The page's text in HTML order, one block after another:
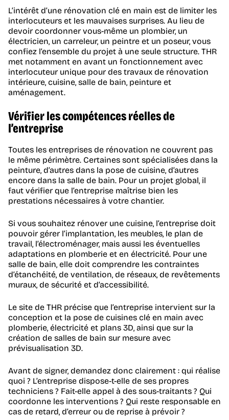
L’intérêt d’une rénovation clé en main est de limiter les
interlocuteurs et les mauvaises surprises. Au lieu de
devoir coordonner vous-même un plombier, un
électricien, un carreleur, un peintre et un poseur, vous
confiez l’ensemble du projet à une seule structure. THR
met notamment en avant un fonctionnement avec
interlocuteur unique pour des travaux de rénovation
intérieure, cuisine, salle de bain, peinture et
aménagement.
Vérifier les compétences réelles de
l’entreprise
Toutes les entreprises de rénovation ne couvrent pas
le même périmètre. Certaines sont spécialisées dans la
peinture, d’autres dans la pose de cuisine, d’autres
encore dans la salle de bain. Pour un projet global, il
faut vérifier que l’entreprise maîtrise bien les
prestations nécessaires à votre chantier.
Si vous souhaitez rénover une cuisine, l’entreprise doit
pouvoir gérer l’implantation, les meubles, le plan de
travail, l’électroménager, mais aussi les éventuelles
adaptations en plomberie et en électricité. Pour une
salle de bain, elle doit comprendre les contraintes
d’étanchéité, de ventilation, de réseaux, de revêtements
muraux, de sécurité et d’accessibilité.
Le site de THR précise que l’entreprise intervient sur la
conception et la pose de cuisines clé en main avec
plomberie, électricité et plans 3D, ainsi que sur la
création de salles de bain sur mesure avec
prévisualisation 3D.
Avant de signer, demandez donc clairement : qui réalise
quoi ? L’entreprise dispose-t-elle de ses propres
techniciens ? Fait-elle appel à des sous-traitants ? Qui
coordonne les interventions ? Qui reste responsable en
cas de retard, d’erreur ou de reprise à prévoir ?